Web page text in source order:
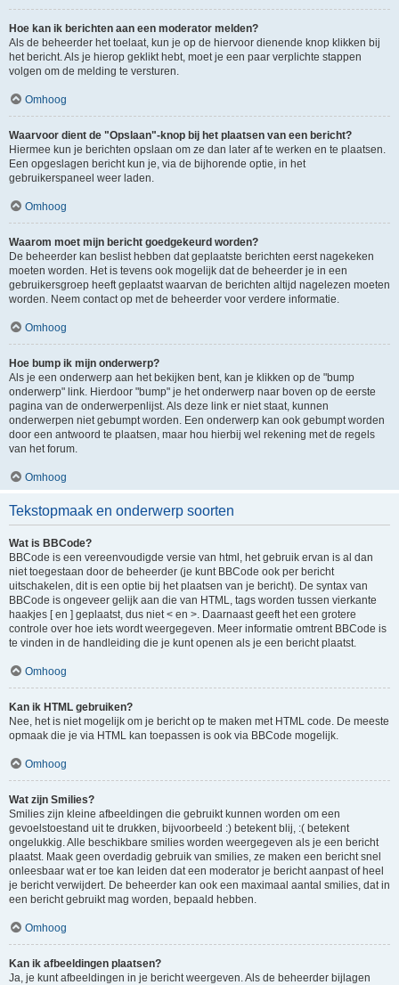
Hoe kan ik berichten aan een moderator melden?
Als de beheerder het toelaat, kun je op de hiervoor dienende knop klikken bij
het bericht. Als je hierop geklikt hebt, moet je een paar verplichte stappen
volgen om de melding te versturen.
Omhoog
Waarvoor dient de "Opslaan"-knop bij het plaatsen van een bericht?
Hiermee kun je berichten opslaan om ze dan later af te werken en te plaatsen.
Een opgeslagen bericht kun je, via de bijhorende optie, in het
gebruikerspaneel weer laden.
Omhoog
Waarom moet mijn bericht goedgekeurd worden?
De beheerder kan beslist hebben dat geplaatste berichten eerst nagekeken
moeten worden. Het is tevens ook mogelijk dat de beheerder je in een
gebruikersgroep heeft geplaatst waarvan de berichten altijd nagelezen moeten
worden. Neem contact op met de beheerder voor verdere informatie.
Omhoog
Hoe bump ik mijn onderwerp?
Als je een onderwerp aan het bekijken bent, kan je klikken op de "bump
onderwerp" link. Hierdoor "bump" je het onderwerp naar boven op de eerste
pagina van de onderwerpenlijst. Als deze link er niet staat, kunnen
onderwerpen niet gebumpt worden. Een onderwerp kan ook gebumpt worden
door een antwoord te plaatsen, maar hou hierbij wel rekening met de regels
van het forum.
Omhoog
Tekstopmaak en onderwerp soorten
Wat is BBCode?
BBCode is een vereenvoudigde versie van html, het gebruik ervan is al dan
niet toegestaan door de beheerder (je kunt BBCode ook per bericht
uitschakelen, dit is een optie bij het plaatsen van je bericht). De syntax van
BBCode is ongeveer gelijk aan die van HTML, tags worden tussen vierkante
haakjes [ en ] geplaatst, dus niet < en >. Daarnaast geeft het een grotere
controle over hoe iets wordt weergegeven. Meer informatie omtrent BBCode is
te vinden in de handleiding die je kunt openen als je een bericht plaatst.
Omhoog
Kan ik HTML gebruiken?
Nee, het is niet mogelijk om je bericht op te maken met HTML code. De meeste
opmaak die je via HTML kan toepassen is ook via BBCode mogelijk.
Omhoog
Wat zijn Smilies?
Smilies zijn kleine afbeeldingen die gebruikt kunnen worden om een
gevoelstoestand uit te drukken, bijvoorbeeld :) betekent blij, :( betekent
ongelukkig. Alle beschikbare smilies worden weergegeven als je een bericht
plaatst. Maak geen overdadig gebruik van smilies, ze maken een bericht snel
onleesbaar wat er toe kan leiden dat een moderator je bericht aanpast of heel
je bericht verwijdert. De beheerder kan ook een maximaal aantal smilies, dat in
een bericht gebruikt mag worden, bepaald hebben.
Omhoog
Kan ik afbeeldingen plaatsen?
Ja, je kunt afbeeldingen in je bericht weergeven. Als de beheerder bijlagen